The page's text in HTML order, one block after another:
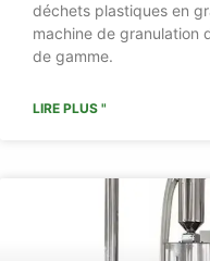
déchets plastiques en
machine de granulation
de gamme.
LIRE PLUS "